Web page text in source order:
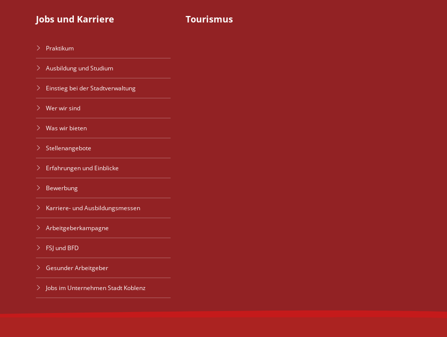
Jobs und Karriere
Praktikum
Ausbildung und Studium
Einstieg bei der Stadtverwaltung
Wer wir sind
Was wir bieten
Stellenangebote
Erfahrungen und Einblicke
Bewerbung
Karriere- und Ausbildungsmessen
Arbeitgeberkampagne
FSJ und BFD
Gesunder Arbeitgeber
Jobs im Unternehmen Stadt Koblenz
Tourismus